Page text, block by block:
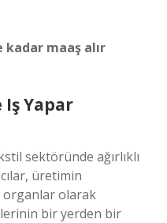
maaş alır
Yapar
sektöründe ağırlıklı
üretimin
organlar olarak
bir yerden bir